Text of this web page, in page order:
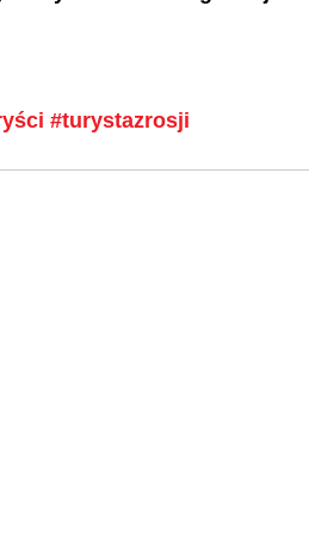
#turystazrosji